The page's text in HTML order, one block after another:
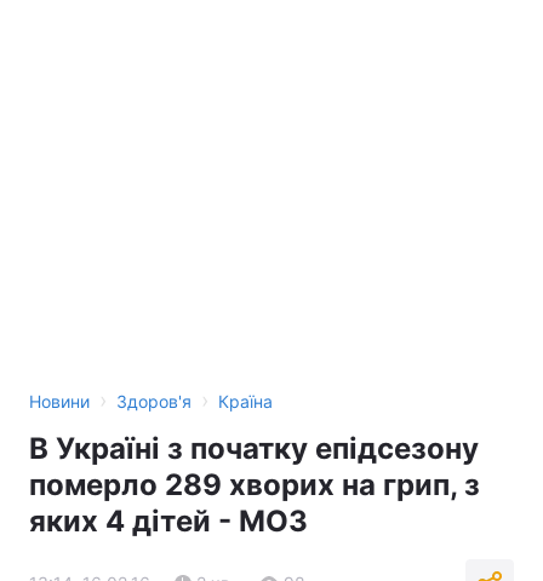
Новини › Здоров'я › Країна
В Україні з початку епідсезону
померло 289 хворих на грип, з
яких 4 дітей - МОЗ